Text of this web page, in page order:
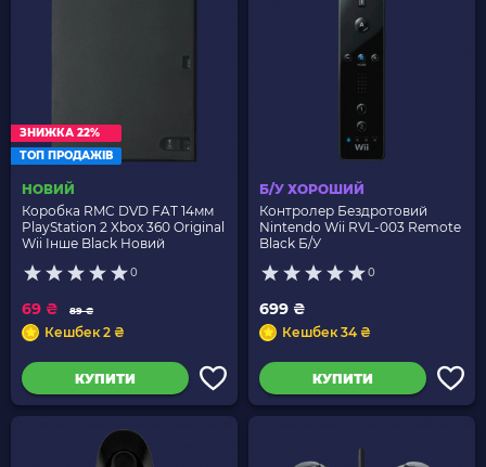
ТОП ПРОДАЖІВ
ЗНИЖКА 22%
НОВИЙ
Коробка RMC DVD FAT 14мм
PlayStation 2 Xbox 360 Original
Wii Інше Black Новий
0
89 ₴
69 ₴
Кешбек 2 ₴
КУПИТИ
Б/У ХОРОШИЙ
Контролер Бездротовий
Nintendo Wii RVL-003 Remote
Black Б/У
0
699 ₴
Кешбек 34 ₴
КУПИТИ